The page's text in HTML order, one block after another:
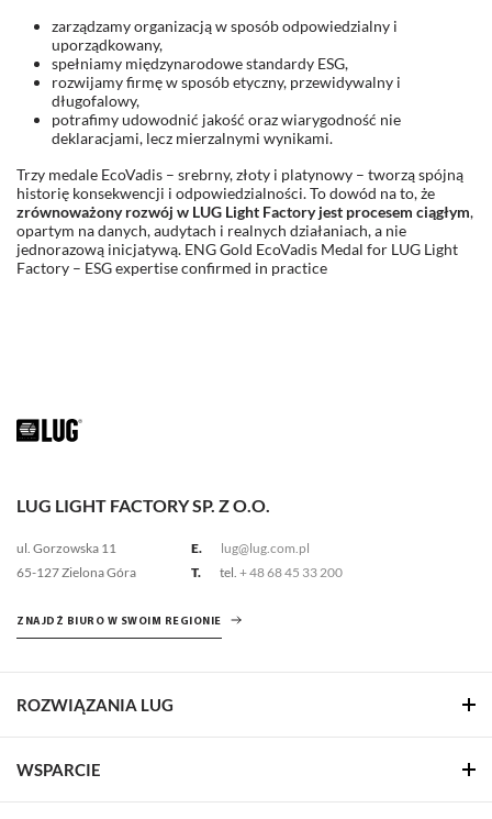
zarządzamy organizacją w sposób odpowiedzialny i
uporządkowany,
spełniamy międzynarodowe standardy ESG,
rozwijamy firmę w sposób etyczny, przewidywalny i
długofalowy,
potrafimy udowodnić jakość oraz wiarygodność nie
deklaracjami, lecz mierzalnymi wynikami.
Trzy medale EcoVadis – srebrny, złoty i platynowy – tworzą spójną
historię konsekwencji i odpowiedzialności. To dowód na to, że
zrównoważony rozwój w LUG Light Factory jest procesem ciągłym,
opartym na danych, audytach i realnych działaniach, a nie
jednorazową inicjatywą. ENG Gold EcoVadis Medal for LUG Light
Factory – ESG expertise confirmed in practice
LUG LIGHT FACTORY SP. Z O.O.
ul. Gorzowska 11
65-127 Zielona Góra
E.
lug@lug.com.pl
T.
tel. + 48 68 45 33 200
ZNAJDŹ BIURO W SWOIM REGIONIE
ROZWIĄZANIA LUG
WSPARCIE